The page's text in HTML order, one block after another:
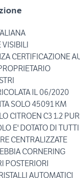
VISIBILI
CERTIFICAZIONE
IL 06/2020
SOLO 45091 KM
CITROEN C3 1.2
E' DOTATO DI
CENTRALIZZATE
CORNERING
POSTERIORI
AUTOMATICI